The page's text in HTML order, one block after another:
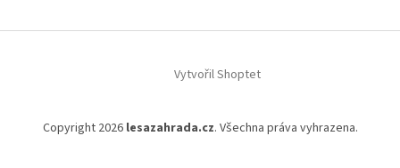
Vytvořil Shoptet
Copyright 2026 lesazahrada.cz. Všechna práva vyhrazena.